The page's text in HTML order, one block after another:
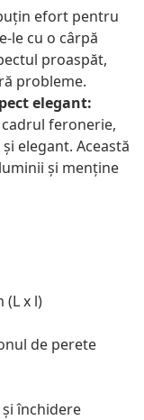
efort pentru
le cu o cârpă
proaspăt,
probleme.
elegant:
feronerie,
elegant. Această
și menține
(L x l)
de perete
închidere